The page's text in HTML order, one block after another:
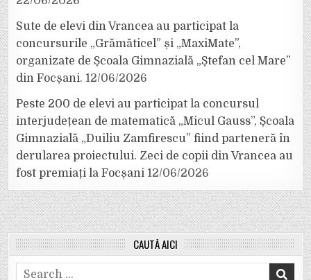
Sute de elevi din Vrancea au participat la
concursurile „Grămăticel” și „MaxiMate”,
organizate de Școala Gimnazială „Ștefan cel Mare”
din Focșani. 12/06/2026
Peste 200 de elevi au participat la concursul
interjudețean de matematică „Micul Gauss”, Școala
Gimnazială „Duiliu Zamfirescu” fiind parteneră în
derularea proiectului. Zeci de copii din Vrancea au
fost premiați la Focșani 12/06/2026
CAUTĂ AICI
Search